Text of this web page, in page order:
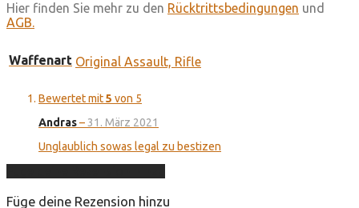
Hier finden Sie mehr zu den Rücktrittsbedingungen und
AGB.
Waffenart Original Assault, Rifle
Bewertet mit5 von 5
Andras– 31. März 2021
Unglaublich sowas legal zu bestizen
Füge deine Rezension hinzu